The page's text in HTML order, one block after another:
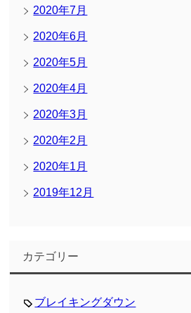
2020年7月
2020年6月
2020年5月
2020年4月
2020年3月
2020年2月
2020年1月
2019年12月
カテゴリー
ブレイキングダウン